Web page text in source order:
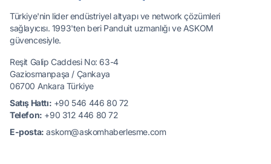
Türkiye'nin lider endüstriyel altyapı ve network çözümleri
sağlayıcısı. 1993'ten beri Panduit uzmanlığı ve ASKOM
güvencesiyle.
Reşit Galip Caddesi No: 63-4
Gaziosmanpaşa / Çankaya
06700 Ankara Türkiye
Satış Hattı: +90 546 446 80 72
Telefon: +90 312 446 80 72
E-posta: askom@askomhaberlesme.com